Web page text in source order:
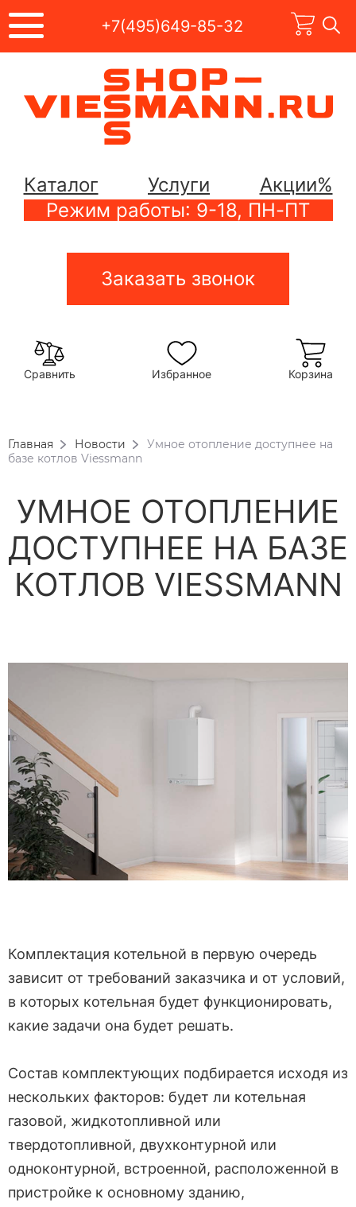
+7(495)649-85-32
Каталог Услуги
Акции%
Режим работы: 9-18, ПН-ПТ
Заказать звонок
Сравнить Избранное Корзина
Главная Новости
Умное отопление доступнее на
базе котлов Viessmann
УМНОЕ ОТОПЛЕНИЕ
ДОСТУПНЕЕ НА БАЗЕ
КОТЛОВ VIESSMANN
Комплектация котельной в первую очередь
зависит от требований заказчика и от условий,
в которых котельная будет функционировать,
какие задачи она будет решать.
Состав комплектующих подбирается исходя из
нескольких факторов: будет ли котельная
газовой, жидкотопливной или
твердотопливной, двухконтурной или
одноконтурной, встроенной, расположенной в
пристройке к основному зданию,